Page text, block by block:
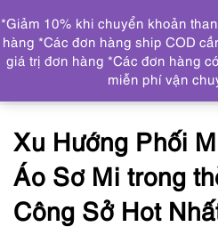
Trang chủ Tin tức
Xu
Sơ Mi trong thời trang Nam
Xu Hướng Phối
Áo Sơ Mi trong
Công Sở Hot
*Giảm 10% khi chuyển khoản
hàng *Các đơn hàng ship COD
giá trị đơn hàng *Các đơn hàng
miễn phí vận